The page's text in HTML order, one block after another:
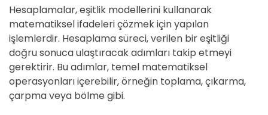
Hesaplamalar, eşitlik modellerini kullanarak
matematiksel ifadeleri çözmek için yapılan
işlemlerdir. Hesaplama süreci, verilen bir eşitliği
doğru sonuca ulaştıracak adımları takip etmeyi
gerektirir. Bu adımlar, temel matematiksel
operasyonları içerebilir, örneğin toplama, çıkarma,
çarpma veya bölme gibi.